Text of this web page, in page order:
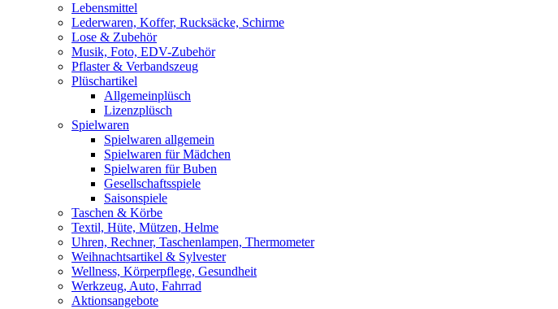
Lebensmittel
Lederwaren, Koffer, Rucksäcke, Schirme
Lose & Zubehör
Musik, Foto, EDV-Zubehör
Pflaster & Verbandszeug
Plüschartikel
Allgemeinplüsch
Lizenzplüsch
Spielwaren
Spielwaren allgemein
Spielwaren für Mädchen
Spielwaren für Buben
Gesellschaftsspiele
Saisonspiele
Taschen & Körbe
Textil, Hüte, Mützen, Helme
Uhren, Rechner, Taschenlampen, Thermometer
Weihnachtsartikel & Sylvester
Wellness, Körperpflege, Gesundheit
Werkzeug, Auto, Fahrrad
Aktionsangebote